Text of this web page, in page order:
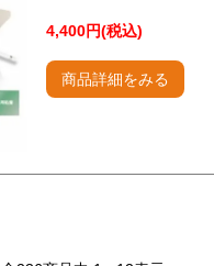
4,400円(税込)
商品詳細をみる